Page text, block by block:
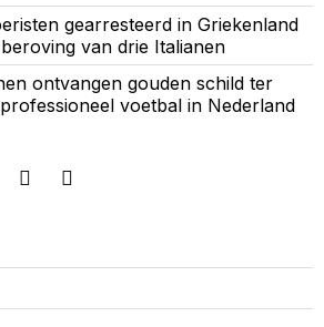
gearresteerd in Griekenland
van drie Italianen
ontvangen gouden schild ter
voetbal in Nederland